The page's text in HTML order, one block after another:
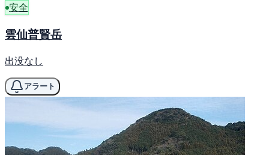
安全
雲仙普賢岳
出没なし
アラート